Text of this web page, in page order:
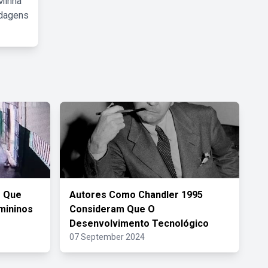
Que
Autores Como Chandler 1995
Consideram Que O
Desenvolvimento Tecnológico
07 September 2024